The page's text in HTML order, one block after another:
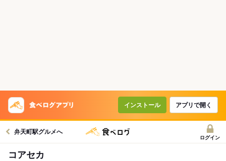
インストール アプリで開く
弁天町駅グルメへ
ログイン
コアセカ